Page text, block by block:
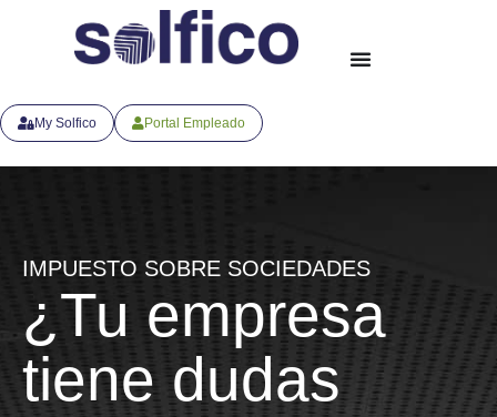
My Solfico Portal Empleado
IMPUESTO SOBRE SOCIEDADES
¿Tu empresa
tiene dudas